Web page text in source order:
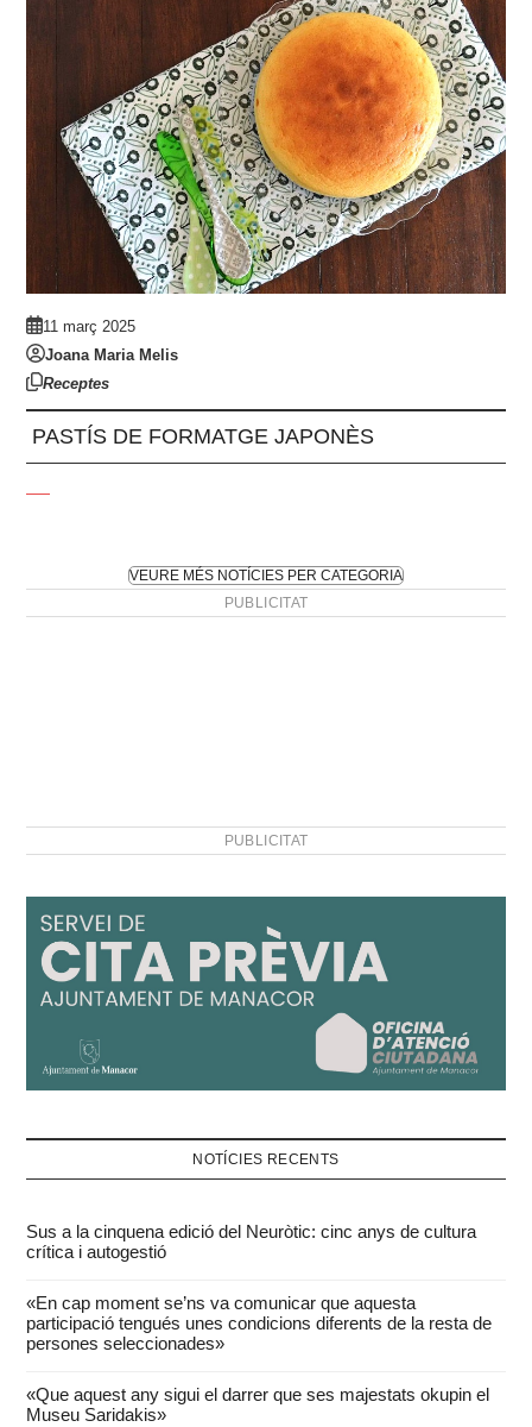
11 març 2025
Joana Maria Melis
Receptes
PASTÍS DE FORMATGE JAPONÈS
VEURE MÉS NOTÍCIES PER CATEGORIA
PUBLICITAT
PUBLICITAT
NOTÍCIES RECENTS
Sus a la cinquena edició del Neuròtic: cinc anys de cultura
crítica i autogestió
«En cap moment se’ns va comunicar que aquesta
participació tengués unes condicions diferents de la resta de
persones seleccionades»
«Que aquest any sigui el darrer que ses majestats okupin el
Museu Saridakis»